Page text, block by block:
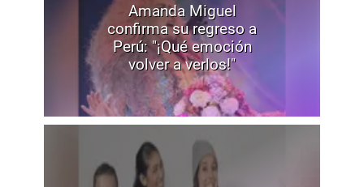
Amanda Miguel
confirma su regreso a
Perú: "¡Qué emoción
volver a verlos!"